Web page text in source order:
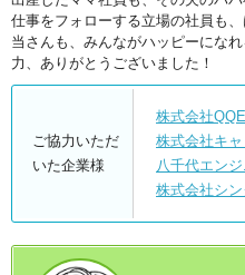
仕事をフォローする立場の社員も
当さんも、みんながハッピーにな
力、ありがとうございました！
ご協力いただ
いた企業様
株式会社
株式会社キ
八千代エン
株式会社シ